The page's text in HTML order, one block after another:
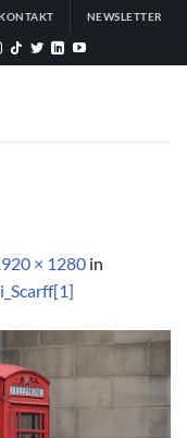
NEWSLETTER
× 1280 in